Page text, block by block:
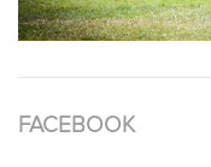
FACEBOOK